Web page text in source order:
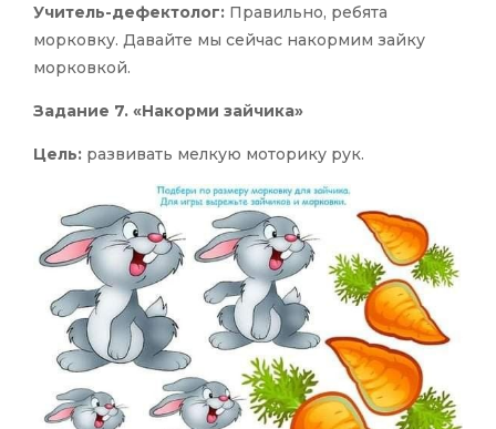
Учитель-дефектолог: Правильно, ребята
морковку. Давайте мы сейчас накормим зайку
морковкой.
Задание 7. «Накорми зайчика»
Цель: развивать мелкую моторику рук.